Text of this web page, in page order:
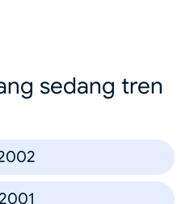
sedang tren
2001